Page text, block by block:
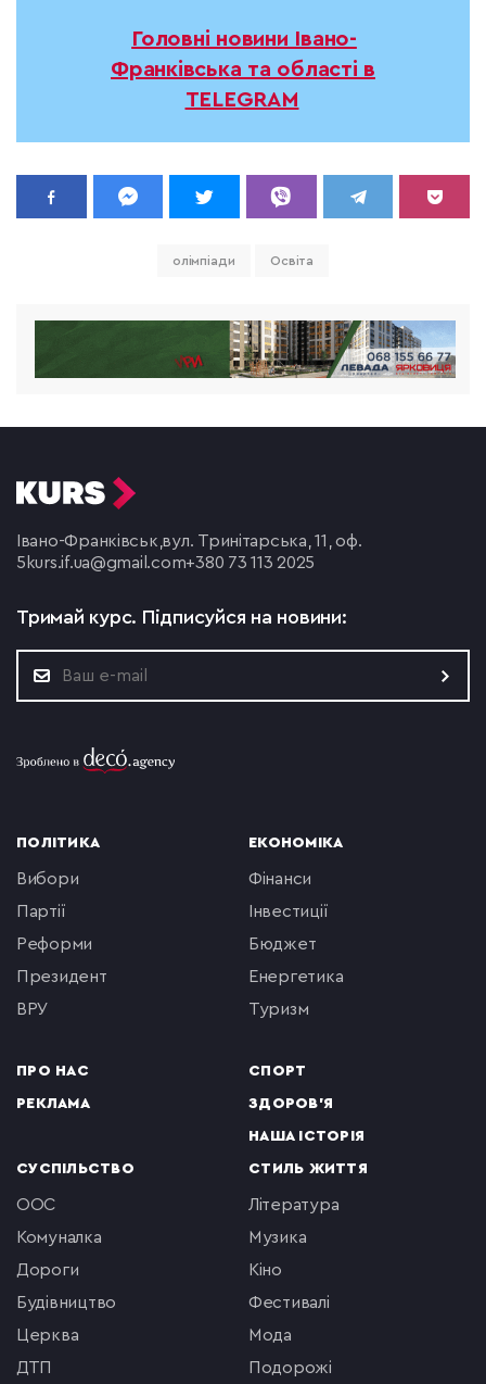
Головні новини Івано-
Франківська та області в
TELEGRAM
олімпіади Освіта
Івано-Франківськ,вул. Тринітарська, 11, оф.
5 kurs.if.ua@gmail.com+380 73 113 2025
Тримай курс. Підписуйся на новини:
ПОЛІТИКА
вибори
партії
реформи
президент
ВРУ
ПРО НАС
РЕКЛАМА
ЕКОНОМІКА
фінанси
інвестиції
бюджет
енергетика
туризм
СПОРТ
ЗДОРОВ'Я
НАША ІСТОРІЯ
СУСПІЛЬСТВО
ООС
комуналка
Дороги
будівництво
церква
ДТП
СТИЛЬ ЖИТТЯ
література
музика
кіно
фестивалі
мода
подорожі